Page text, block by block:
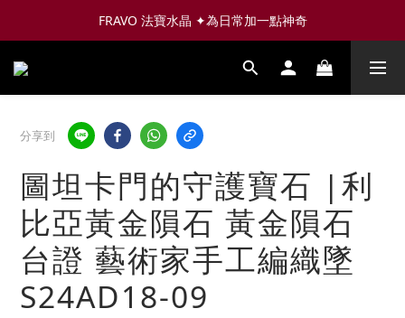
FRAVO 法寶水晶 ✦為日常加一點神奇
分享到
圖坦卡門的守護寶石 |利
比亞黃金隕石 黃金隕石
台證 藝術家手工編織墜
S24AD18-09